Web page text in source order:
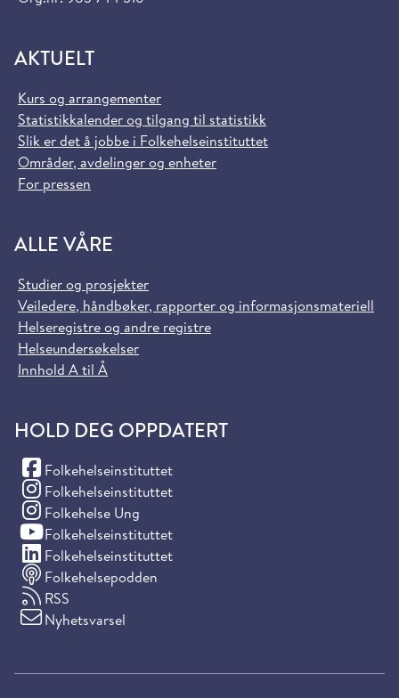
AKTUELT
Kurs og arrangementer
Statistikkalender og tilgang til statistikk
Slik er det å jobbe i Folkehelseinstituttet
Områder, avdelinger og enheter
For pressen
ALLE VÅRE
Studier og prosjekter
Veiledere, håndbøker, rapporter og informasjonsmateriell
Helseregistre og andre registre
Helseundersøkelser
Innhold A til Å
HOLD DEG OPPDATERT
Folkehelseinstituttet
(Facebook)
Folkehelseinstituttet
(Instagram)
Folkehelse Ung
(Instagram)
Folkehelseinstituttet
(YouTube)
Folkehelseinstituttet
(LinkedIn)
Folkehelsepodden
RSS
Nyhetsvarsel